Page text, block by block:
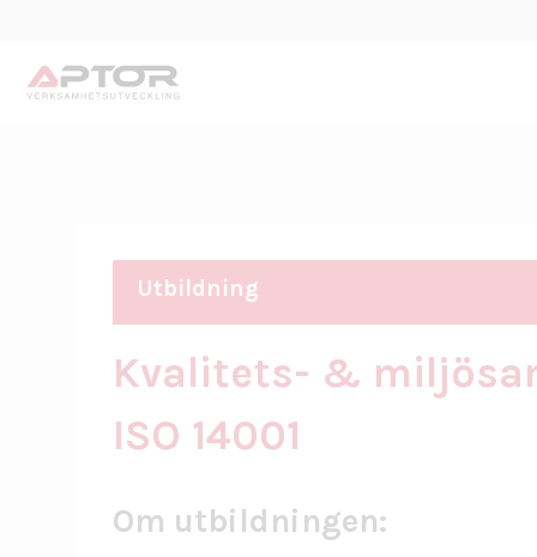
Utbildning
Om Aptors utbildningar
ISO 9001 – Kvalitet
ISO 27001 – Informationssäkerhet
Kvalitets- &
ISO 14001
Om utbildningen: